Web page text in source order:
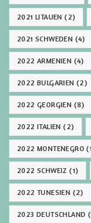
2021 LITAUEN (2)
2021 SCHWEDEN (4)
2022 ARMENIEN (4)
2022 BULGARIEN (2)
2022 GEORGIEN (8)
2022 ITALIEN (2)
2022 MONTENEGRO
2022 SCHWEIZ (1)
2022 TUNESIEN (2)
2023 DEUTSCHLAND